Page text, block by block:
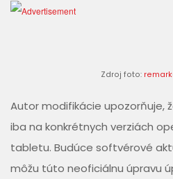
Zdroj foto:
Autor modifikácie upozorňuje,
iba na konkrétnych verziách
tabletu. Budúce softvérové
môžu túto neoficiálnu úpravu